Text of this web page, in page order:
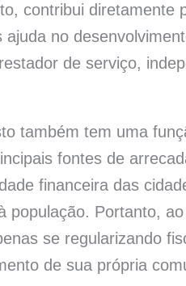
contribui diretamente
ajuda no
de serviço,
também tem uma
fontes de
financeira das
população. Portanto,
se regularizando
de sua própria